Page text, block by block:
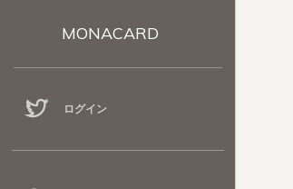
MONACARD
ログイン